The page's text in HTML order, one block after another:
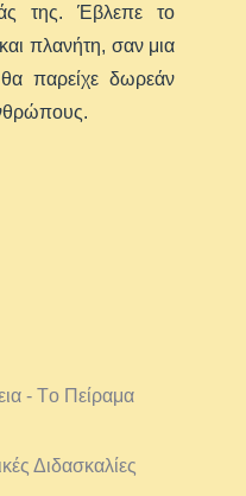
της. Έβλεπε το
πλανήτη, σαν μια
παρείχε δωρεάν
- Tο Πείραμα
Διδασκαλίες